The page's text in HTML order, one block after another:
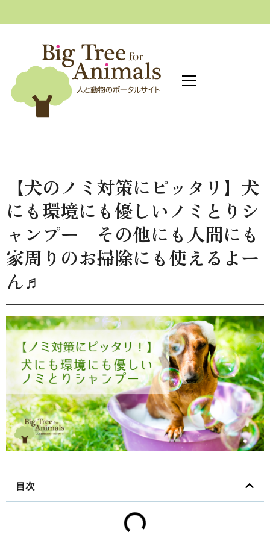
【犬のノミ対策にピッタリ】犬
にも環境にも優しいノミとりシ
ャンプー その他にも人間にも
家周りのお掃除にも使えるよー
ん♬
目次